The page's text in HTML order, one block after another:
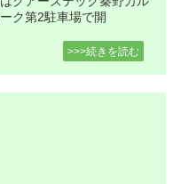
ク第2駐車場で開
>>>続きを読む